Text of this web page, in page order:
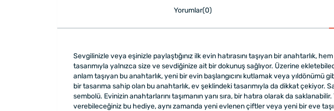
Yorumlar(0)
Sevgilinizle veya eşinizle paylaştığınız ilk evin hatırasını taşıyan bir anahtarlık,
tasarımıyla yalnızca size ve sevdiğinize ait bir dokunuş sağlıyor. Üzerine
anlam taşıyan bu anahtarlık, yeni bir evin başlangıcını kutlamak veya yıldönümü
bir tasarıma sahip olan bu anahtarlık, ev şeklindeki tasarımıyla da dikkat
sembolü. Evinizin anahtarlarını taşımanın yanı sıra, bir hatıra olarak da
verebileceğiniz bu hediye, aynı zamanda yeni evlenen çiftler veya yeni bir eve